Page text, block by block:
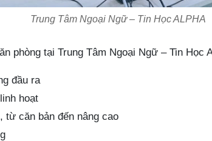
Trung Tâm Ngoại Ngữ – Tin Học ALPHA
phòng tại Trung Tâm Ngoại Ngữ – Tin Học
đầu ra
hoạt
từ căn bản đến nâng cao